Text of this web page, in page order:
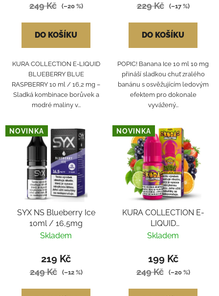
249 Kč (–20 %)
DO KOŠÍKU
KURA COLLECTION E-LIQUID
BLUEBERRY BLUE
RASPBERRY 10 ml / 16,2 mg –
Sladká kombinace borůvek a
modré maliny v...
229 Kč (–17 %)
DO KOŠÍKU
POPIC! Banana Ice 10 ml 10 mg
přináší sladkou chuť zralého
banánu s osvěžujícím ledovým
efektem pro dokonale
vyvážený...
NOVINKA
SYX NS Blueberry Ice
10ml / 16,5mg
Skladem
219 Kč
249 Kč (–12 %)
NOVINKA
KURA COLLECTION E-
LIQUID
BLACKCURRANT
ORANGE
Skladem
199 Kč
249 Kč (–20 %)